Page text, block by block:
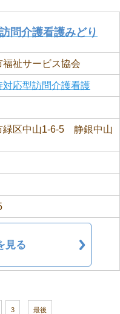
問介護看護みどり
福祉サービス協会
対応型訪問介護看護
緑区中山1-6-5 静銀中山
見る
3 最後